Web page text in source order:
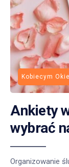
Kobiecym
Ankiety
wybrać
Organizowanie